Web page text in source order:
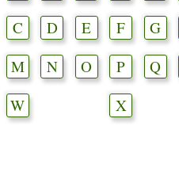
C
D E F G
M
N O P Q
W
X